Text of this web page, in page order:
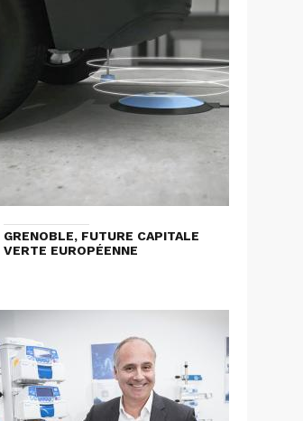
GRENOBLE, FUTURE CAPITALE
VERTE EUROPÉENNE